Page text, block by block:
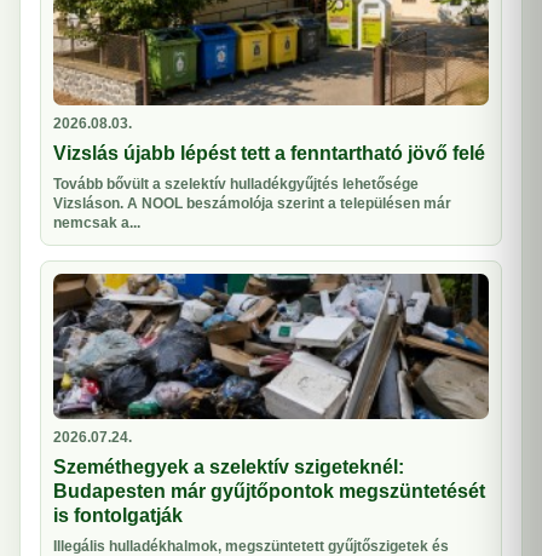
2026.08.03.
Vizslás újabb lépést tett a fenntartható jövő felé
Tovább bővült a szelektív hulladékgyűjtés lehetősége
Vizsláson. A NOOL beszámolója szerint a településen már
nemcsak a...
2026.07.24.
Szeméthegyek a szelektív szigeteknél:
Budapesten már gyűjtőpontok megszüntetését
is fontolgatják
Illegális hulladékhalmok, megszüntetett gyűjtőszigetek és